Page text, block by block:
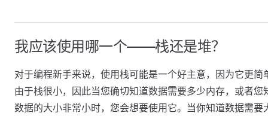
我应该使用哪一个——栈还是堆？
对于编程新手来说，使用栈可能是一个好主意，因为它更简
由于栈很小，因此当您确切知道数据需要多少内存，或者您
数据的大小非常小时，您会想要使用它。当你知道数据需要